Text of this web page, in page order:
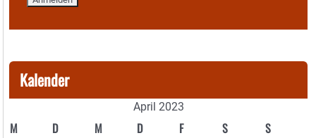
Kalender
April 2023
M D M D F S S